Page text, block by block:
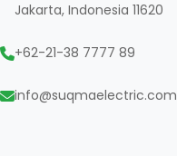
Jakarta, Indonesia 11620
+62-21-38 7777 89
info@suqmaelectric.com